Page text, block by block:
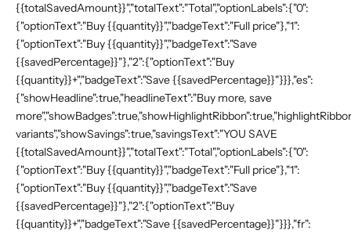
{{totalSavedAmount}}","totalText":"Total","optionLabels":{"0":
{"optionText":"Buy {{quantity}}","badgeText":"Full price"},"1":
{"optionText":"Buy {{quantity}}","badgeText":"Save
{{savedPercentage}}"},"2":{"optionText":"Buy
{{quantity}}+","badgeText":"Save {{savedPercentage}}"}}},"es":
{"showHeadline":true,"headlineText":"Buy more, save
variants","showSavings":true,"savingsText":"YOU SAVE
{{totalSavedAmount}}","totalText":"Total","optionLabels":{"0":
{"optionText":"Buy {{quantity}}","badgeText":"Full price"},"1":
{"optionText":"Buy {{quantity}}","badgeText":"Save
{{savedPercentage}}"},"2":{"optionText":"Buy
{{quantity}}+","badgeText":"Save {{savedPercentage}}"}}},"fr":